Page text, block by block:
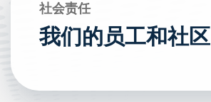
社会责任
我们的员工和社区